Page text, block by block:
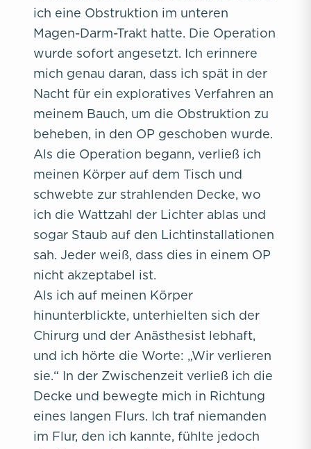
ich eine Obstruktion im unteren
Magen-Darm-Trakt hatte. Die Operation
wurde sofort angesetzt. Ich erinnere
mich genau daran, dass ich spät in der
Nacht für ein exploratives Verfahren an
meinem Bauch, um die Obstruktion zu
beheben, in den OP geschoben wurde.
Als die Operation begann, verließ ich
meinen Körper auf dem Tisch und
schwebte zur strahlenden Decke, wo
ich die Wattzahl der Lichter ablas und
sogar Staub auf den Lichtinstallationen
sah. Jeder weiß, dass dies in einem OP
nicht akzeptabel ist.
Als ich auf meinen Körper
hinunterblickte, unterhielten sich der
Chirurg und der Anästhesist lebhaft,
und ich hörte die Worte: „Wir verlieren
sie.“ In der Zwischenzeit verließ ich die
Decke und bewegte mich in Richtung
eines langen Flurs. Ich traf niemanden
im Flur, den ich kannte, fühlte jedoch